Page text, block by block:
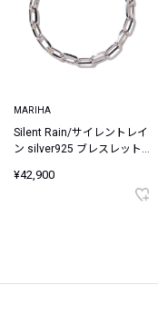
MARIHA
Silent Rain/サイレントレイ
ン silver925 ブレスレット
ン 19.5cm
¥42,900